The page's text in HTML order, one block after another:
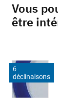
Vous
être
6
déclinaisons